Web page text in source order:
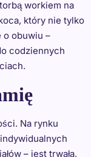
workiem na
który nie tylko
o obuwiu –
codziennych
Na rynku
– jest trwała,